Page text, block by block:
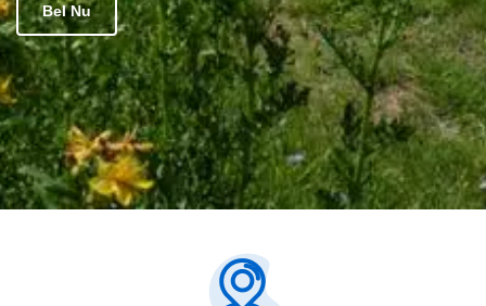
Bel Nu